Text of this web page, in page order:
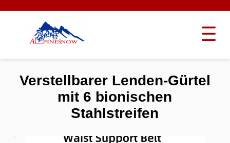
Verstellbarer Lenden-Gürtel
mit 6 bionischen
Stahlstreifen